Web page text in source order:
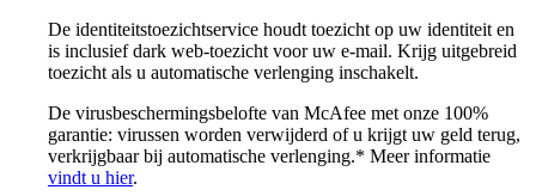
De identiteitstoezichtservice houdt toezicht op uw identiteit en
is inclusief dark web-toezicht voor uw e-mail. Krijg uitgebreid
toezicht als u automatische verlenging inschakelt.
De virusbeschermingsbelofte van McAfee met onze 100%
garantie: virussen worden verwijderd of u krijgt uw geld terug,
verkrijgbaar bij automatische verlenging.* Meer informatie
vindt u hier.